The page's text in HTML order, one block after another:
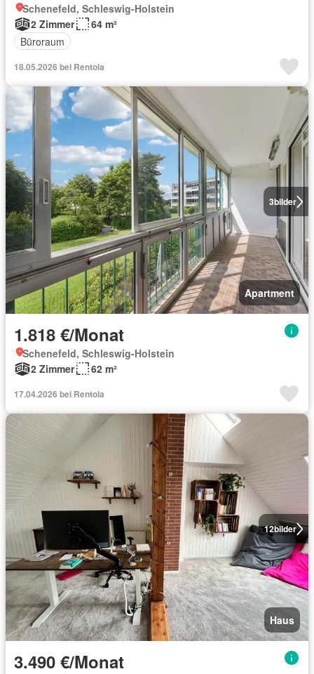
Schenefeld, Schleswig-Holstein
2 Zimmer
64 m²
Büroraum
18.05.2026 bei Rentola
3bilder
Apartment
1.818 €/Monat
Schenefeld, Schleswig-Holstein
2 Zimmer
62 m²
17.04.2026 bei Rentola
12bilder
Haus
3.490 €/Monat